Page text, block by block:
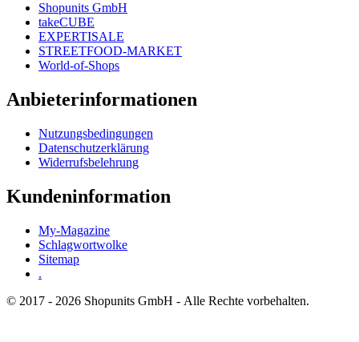
Shopunits GmbH
takeCUBE
EXPERTISALE
STREETFOOD-MARKET
World-of-Shops
Anbieterinformationen
Nutzungsbedingungen
Datenschutzerklärung
Widerrufsbelehrung
Kundeninformation
My-Magazine
Schlagwortwolke
Sitemap
.
© 2017 - 2026 Shopunits GmbH - Alle Rechte vorbehalten.